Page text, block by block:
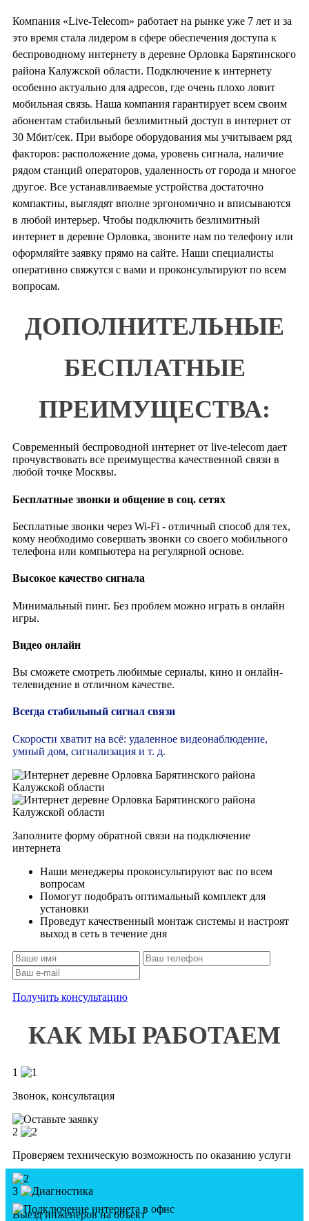
Компания «Live-Telecom» работает на рынке уже 7 лет и за
это время стала лидером в сфере обеспечения доступа к
беспроводному интернету в деревне Орловка Барятинского
района Калужской области. Подключение к интернету
особенно актуально для адресов, где очень плохо ловит
мобильная связь. Наша компания гарантирует всем своим
абонентам стабильный безлимитный доступ в интернет от
30 Мбит/сек. При выборе оборудования мы учитываем ряд
факторов: расположение дома, уровень сигнала, наличие
рядом станций операторов, удаленность от города и многое
другое. Все устанавливаемые устройства достаточно
компактны, выглядят вполне эргономично и вписываются
в любой интерьер. Чтобы подключить безлимитный
интернет в деревне Орловка, звоните нам по телефону или
оформляйте заявку прямо на сайте. Наши специалисты
оперативно свяжутся с вами и проконсультируют по всем
вопросам.
ДОПОЛНИТЕЛЬНЫЕ
БЕСПЛАТНЫЕ
ПРЕИМУЩЕСТВА:
Современный беспроводной интернет от live-telecom дает
прочувствовать все преимущества качественной связи в
любой точке Москвы.
Бесплатные звонки и общение в соц. сетях
Бесплатные звонки через Wi-Fi - отличный способ для тех,
кому необходимо совершать звонки со своего мобильного
телефона или компьютера на регулярной основе.
Высокое качество сигнала
Минимальный пинг. Без проблем можно играть в онлайн
игры.
Видео онлайн
Вы сможете смотреть любимые сериалы, кино и онлайн-
телевидение в отличном качестве.
Всегда стабильный сигнал связи
Скорости хватит на всё: удаленное видеонаблюдение,
умный дом, сигнализация и т. д.
Заполните форму обратной связи на подключение
интернета
Наши менеджеры проконсультируют вас по всем
вопросам
Помогут подобрать оптимальный комплект для
установки
Проведут качественный монтаж системы и настроят
выход в сеть в течение дня
Получить консультацию
КАК МЫ РАБОТАЕМ
1
Звонок, консультация
2
Проверяем техническую возможность по оказанию услуги
3
Выезд инженеров на объект